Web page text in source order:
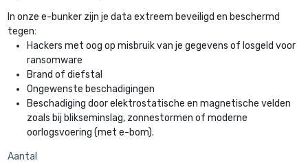
In onze e-bunker zijn je data extreem beveiligd en beschermd
tegen:
Hackers met oog op misbruik van je gegevens of losgeld voor
ransomware
Brand of diefstal
Ongewenste beschadigingen
Beschadiging door elektrostatische en magnetische velden
zoals bij blikseminslag, zonnestormen of moderne
oorlogsvoering (met e-bom).
Aantal